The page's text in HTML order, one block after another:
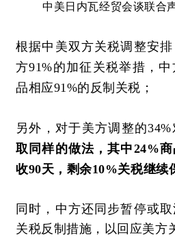
中美日内瓦经贸会谈联合
根据中美双方关税调整安
方91%的加征关税举措，
品相应91%的反制关税；
另外， 对于美方调整的34%
取 同样的做法 ，其中24%
收90天，剩余10%关税继续
同时，中方还同步暂停或
关税反制措施，以回应美方